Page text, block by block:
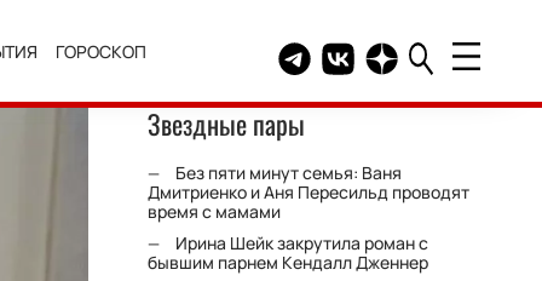
ГОРОСКОП Telegram канал HELLO
Группа HELLO
Канал HELLO в
Звездные пары
Без пяти минут семья: Ваня
Дмитриенко и Аня Пересильд проводят
время с мамами
Ирина Шейк закрутила роман с
бывшим парнем Кендалл Дженнер